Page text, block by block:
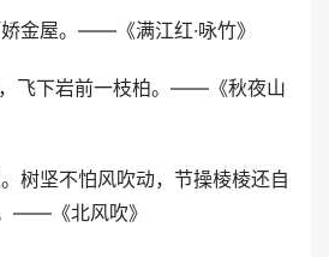
金屋。——《满江红·咏竹》
飞下岩前一枝柏。——《秋夜山
树坚不怕风吹动，节操棱棱还自
——《北风吹》